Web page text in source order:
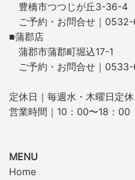
豊橋市つつじが丘3-36-4
ご予約・お問合せ｜
■蒲郡店
蒲郡市蒲郡町堀込17-1
ご予約・お問合せ｜0533-
定休日｜毎週水・木曜日定休
営業時間｜10：00〜18：00
MENU
Home